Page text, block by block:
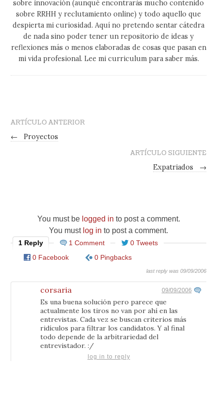
sobre innovación (aunqué encontrarás mucho contenido
sobre RRHH y reclutamiento online) y todo aquello que
despierta mi curiosidad. Aquí no pretendo sentar cátedra
de nada sino poder tener un repositorio de ideas y
reflexiones más o menos elaboradas de cosas que pasan en
mi vida profesional. Lee mi curriculum para saber más.
ARTÍCULO ANTERIOR
←
Proyectos
ARTÍCULO SIGUIENTE
Expatriados
→
You must be logged in to post a comment.
You must log in to post a comment.
1 Reply 1 Comment
0 Tweets
0 Facebook
0 Pingbacks
last reply was 09/09/2006
corsaria 09/09/2006
Es una buena solución pero parece que
actualmente los tiros no van por ahí en las
entrevistas. Cada vez se buscan criterios más
ridículos para filtrar los candidatos. Y al final
todo depende de la arbitrariedad del
entrevistador. :/
log in to reply